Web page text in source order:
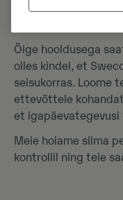
Hooldus
Õige hooldusega
olles kindel, et
seisukorras. Loome
ettevõttele
et igapäevategevusi
Meie hoiame silma
kontrollil ning teie